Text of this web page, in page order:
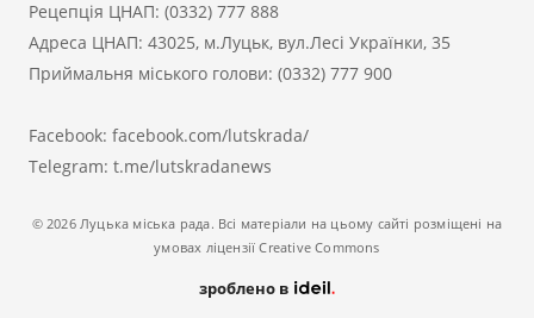
Рецепція ЦНАП: (0332) 777 888
Адреса ЦНАП: 43025, м.Луцьк, вул.Лесі Українки, 35
Приймальня міського голови: (0332) 777 900
Facebook: facebook.com/lutskrada/
Telegram: t.me/lutskradanews
© 2026 Луцька міська рада. Всі матеріали на цьому сайті розміщені на
умовах ліцензії Creative Commons
зроблено в